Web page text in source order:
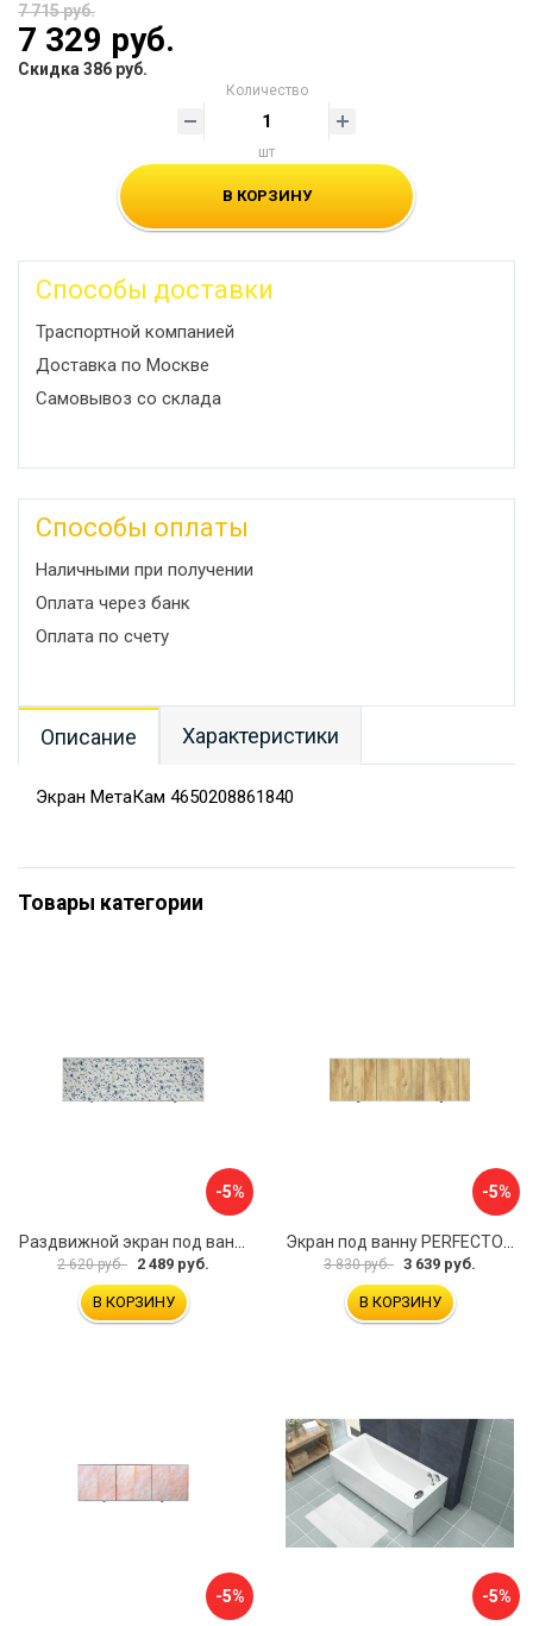
7 715 руб.
7 329 руб.
Скидка 386 руб.
Количество
шт
В КОРЗИНУ
Способы доставки
Траспортной компанией
Доставка по Москве
Самовывоз со склада
Способы оплаты
Наличными при получении
Оплата через банк
Оплата по счету
Описание Характеристики
Экран МетаКам 4650208861840
Товары категории
-5%
2 620 руб. 2 489 руб.
В КОРЗИНУ
-5%
3 830 руб. 3 639 руб.
В КОРЗИНУ
-5% -5%